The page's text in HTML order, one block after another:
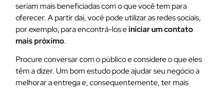
seriam mais beneficiadas com o que você tem para
oferecer. A partir daí, você pode utilizar as redes sociais,
por exemplo, para encontrá-los einiciar um contato
mais próximo.
Procure conversar com o público e considere o que eles
têm a dizer. Um bom estudo pode ajudar seu negócio a
melhorar a entrega e, consequentemente, ter mais